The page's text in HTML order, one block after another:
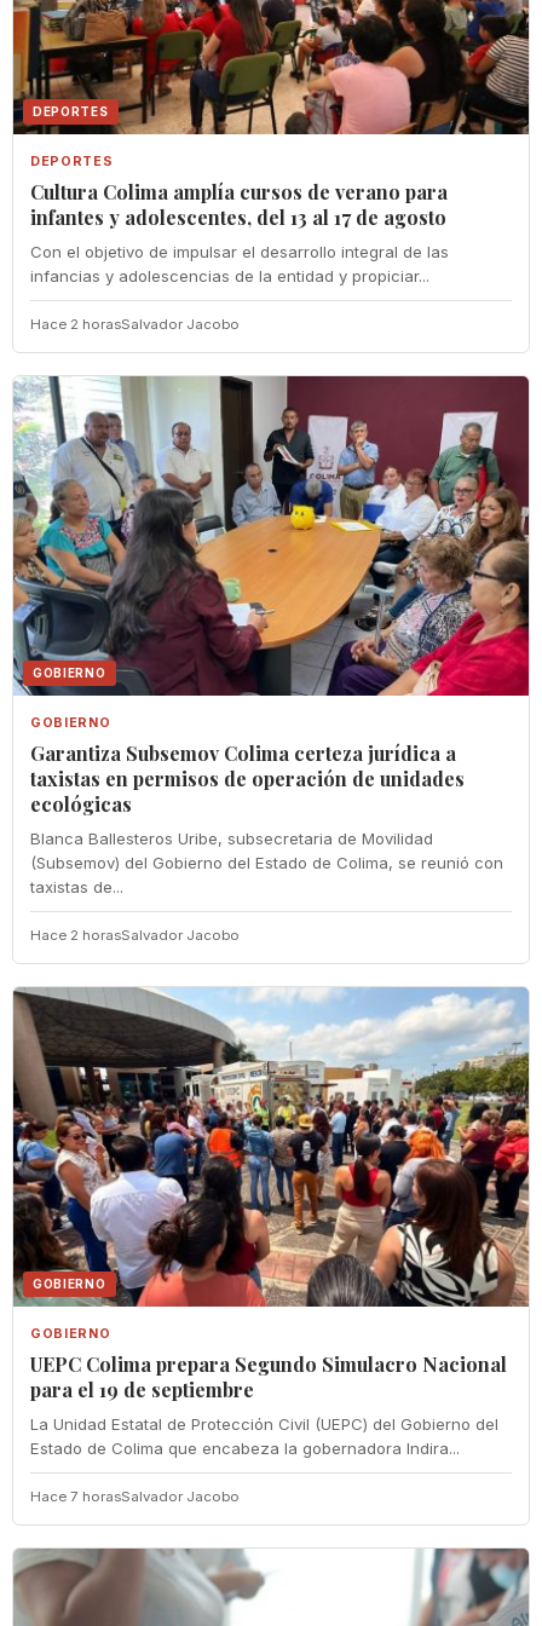
DEPORTES
DEPORTES
Cultura Colima amplía cursos de verano para
infantes y adolescentes, del 13 al 17 de agosto
Con el objetivo de impulsar el desarrollo integral de las
infancias y adolescencias de la entidad y propiciar...
Hace 2 horasSalvador Jacobo
GOBIERNO
GOBIERNO
Garantiza Subsemov Colima certeza jurídica a
taxistas en permisos de operación de unidades
ecológicas
Blanca Ballesteros Uribe, subsecretaria de Movilidad
(Subsemov) del Gobierno del Estado de Colima, se reunió con
taxistas de...
Hace 2 horasSalvador Jacobo
GOBIERNO
GOBIERNO
UEPC Colima prepara Segundo Simulacro Nacional
para el 19 de septiembre
La Unidad Estatal de Protección Civil (UEPC) del Gobierno del
Estado de Colima que encabeza la gobernadora Indira...
Hace 7 horasSalvador Jacobo